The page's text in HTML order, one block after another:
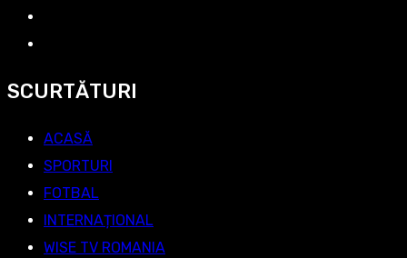
SCURTĂTURI
ACASĂ
SPORTURI
FOTBAL
INTERNAȚIONAL
WISE TV ROMANIA